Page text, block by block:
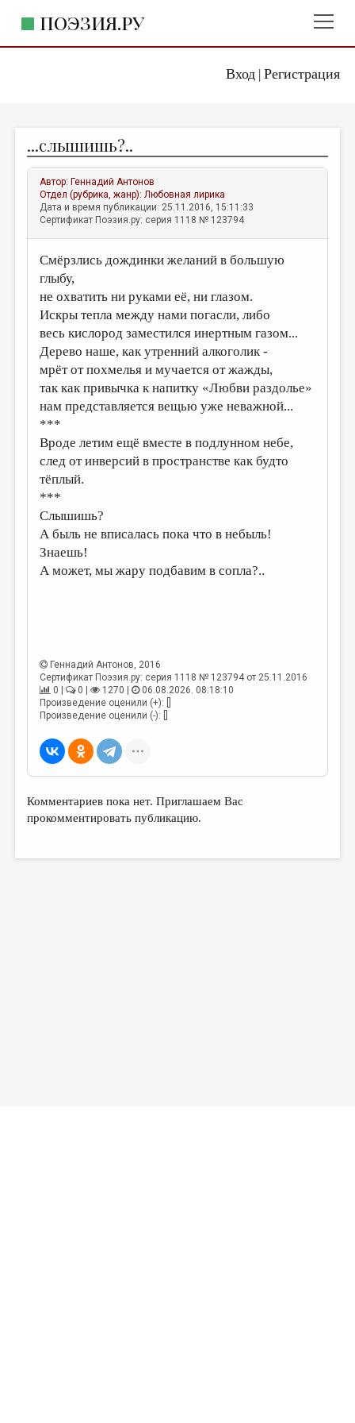
Вход| Регистрация
ПОЭЗИЯ.РУ
ЖАНРЫ
АВТОРЫ
КОММЕНТАРИИ
ЛИТСАЛОН
НОВОСТИ
ПРАВИЛА САЙТА
ИЗБРАННОЕ
ДАЙДЖЕСТ
ПРОИЗВЕДЕНИЯ
ПЕРЕВОДЫ
КОНКУРСЫ
ДЕТСКАЯ КОМНАТА
КНИЖНАЯ ПОЛКА
ОБЗОР ЛИТЕРАТУРЫ
СТРАНИЦЫ ПАМЯТИ
РЕДКОЛЛЕГИЯ
ОТ РЕДАКЦИИ
МАЛАЯ ПРОЗА
ЭССЕИСТИКА
ЛИТЕРАТУРОВЕДЕНИЕ
КУЛЬТУРОВЕДЕНИЕ
ПУБЛИЦИСТИКА
РЕЦЕНЗИРОВАНИЕ
...слышишь?..
Автор: Геннадий Антонов
Отдел (рубрика, жанр):Любовная лирика
Дата и время публикации: 25.11.2016, 15:11:33
Сертификат Поэзия.ру: серия 1118 № 123794
Смёрзлись дождинки желаний в большую
глыбу,
не охватить ни руками её, ни глазом.
Искры тепла между нами погасли, либо
весь кислород заместился инертным газом...
Дерево наше, как утренний алкоголик -
мрёт от похмелья и мучается от жажды,
так как привычка к напитку «Любви раздолье»
нам представляется вещью уже неважной...
***
Вроде летим ещё вместе в подлунном небе,
след от инверсий в пространстве как будто
тёплый.
***
Слышишь?
А быль не вписалась пока что в небыль!
Знаешь!
А может, мы жару подбавим в сопла?..
Геннадий Антонов, 2016
Сертификат Поэзия.ру: серия 1118 № 123794 от 25.11.2016
0 |
0 | 1270 |
06.08.2026. 08:18:10
Произведение оценили (+): []
Произведение оценили (-): []
Комментариев пока нет. Приглашаем Вас
прокомментировать публикацию.